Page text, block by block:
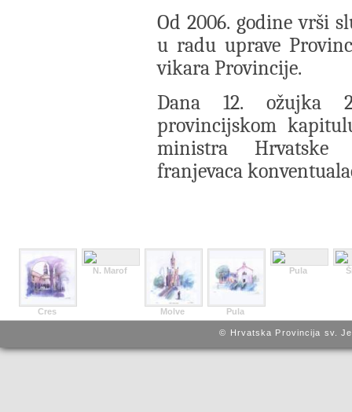
Od 2006. godine vrši
u radu uprave
vikara Provincije.
Dana 12. ožujka
provincijskom
ministra Hrvatske
franjevaca
Cres
N. Marof
Molve Pula
Pula
© Hrvatska Provincija sv.